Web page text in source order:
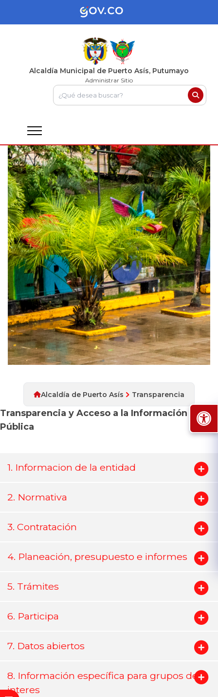
Alcaldía Municipal de Puerto Asís, Putumayo
Administrar Sitio
Alcaldía de Puerto Asís Transparencia
Transparencia y Acceso a la Información
Pública
1. Informacion de la entidad
2. Normativa
3. Contratación
4. Planeación, presupuesto e informes
5. Trámites
6. Participa
7. Datos abiertos
8. Información específica para grupos de
interes